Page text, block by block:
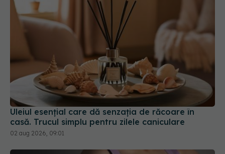
Uleiul esențial care dă senzația de răcoare în
casă. Trucul simplu pentru zilele caniculare
02 aug 2026, 09:01